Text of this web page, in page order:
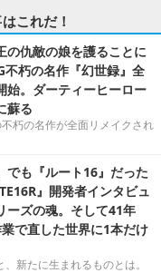
これだ！
の仇敵の娘を護ることに
朽の名作『幻世録』全
始。ダーティーヒーロー
蘇る
朽の名作が全面リメイクされ
でも『ルート16』だった
』開発者インタビュ
ーズの魂。そして41年
で直した世界に1本だけ
新たに生まれるものとは。